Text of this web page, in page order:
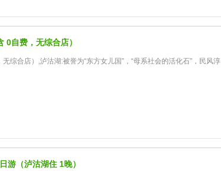
0自费，无综合店）
综合店）,泸沽湖:被誉为“东方女儿国”，“母系社会的活化石”，民风淳
游（泸沽湖住 1晚）